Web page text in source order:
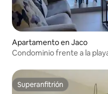
Apartamento en Jaco
Condominio frente a la
Superanfitrión
Superanfitrión